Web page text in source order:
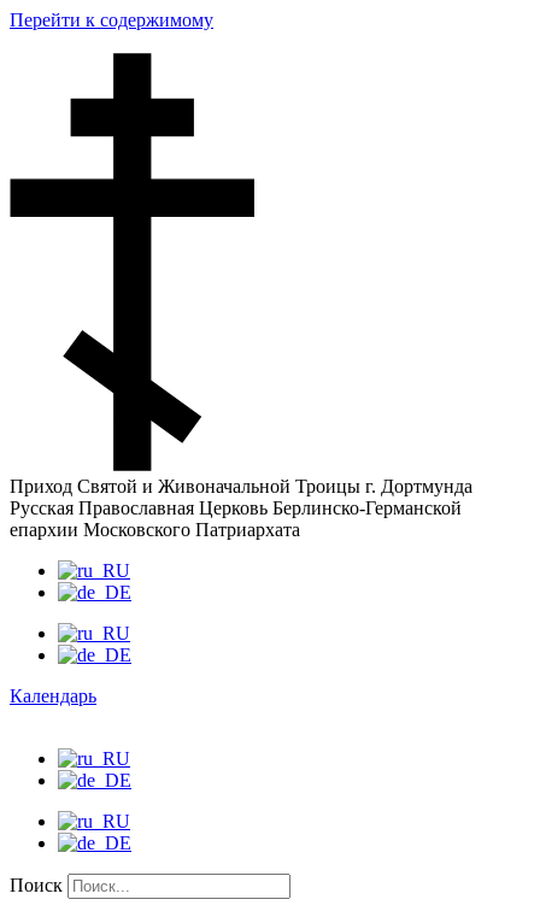
Перейти к содержимому
Приход Святой и Живоначальной Троицы г. Дортмунда
Русская Православная Церковь Берлинско-Германской
епархии Московского Патриархата
Календарь
Поиск